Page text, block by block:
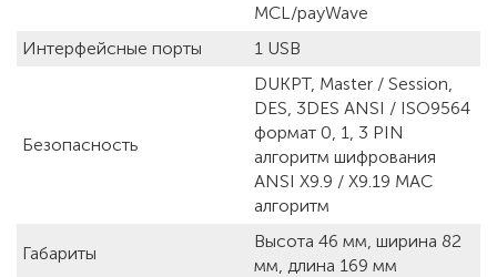
MCL/payWave
Интерфейсные порты
1 USB
Безопасность
DUKPT, Master / Session,
DES, 3DES ANSI / ISO9564
формат 0, 1, 3 PIN
алгоритм шифрования
ANSI X9.9 / X9.19 MAC
алгоритм
Габариты
Высота 46 мм, ширина 82
мм, длина 169 мм